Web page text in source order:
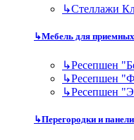
↳Стеллажи
↳Мебель для приемных
↳Ресепшен
↳Ресепшен
↳Ресепшен
↳Перегородки и панели